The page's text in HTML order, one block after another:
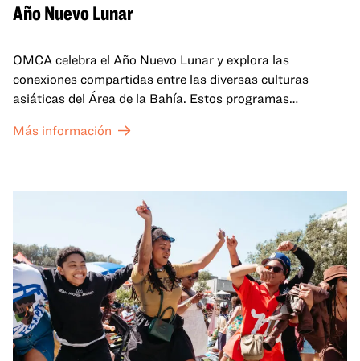
Año Nuevo Lunar
OMCA celebra el Año Nuevo Lunar y explora las
conexiones compartidas entre las diversas culturas
asiáticas del Área de la Bahía. Estos programas
celebran y honran las tradiciones del Año Nuevo Lunar a
un espacio para que nuestras comunidades AAPI se
reúnan y se eleven mutuamente con círculos de curación
tanto presenciales como virtuales.
Más información